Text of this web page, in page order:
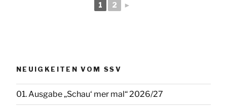
1 2 ►
NEUIGKEITEN VOM SSV
01. Ausgabe „Schau‘ mer mal“ 2026/27